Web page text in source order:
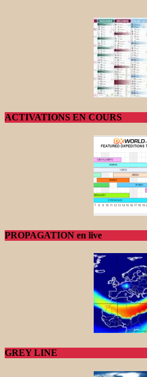
ACTIVATIONS EN COURS
PROPAGATION en live
GREY LINE